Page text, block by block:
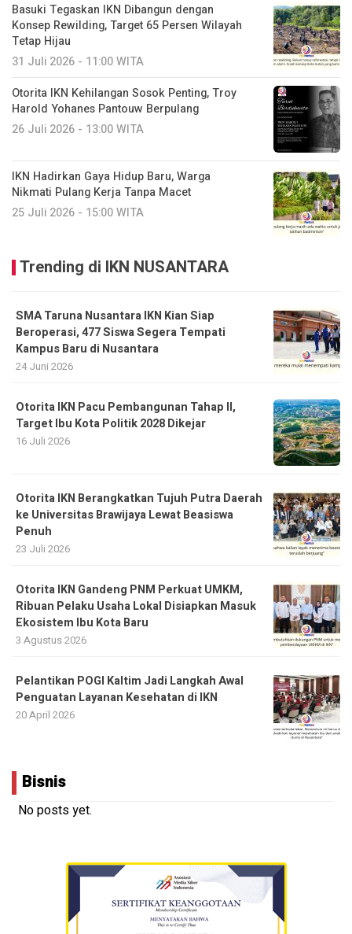
Basuki Tegaskan IKN Dibangun dengan
Konsep Rewilding, Target 65 Persen Wilayah
Tetap Hijau
31 Juli 2026 - 11:00 WITA
Otorita IKN Kehilangan Sosok Penting, Troy
Harold Yohanes Pantouw Berpulang
26 Juli 2026 - 13:00 WITA
IKN Hadirkan Gaya Hidup Baru, Warga
Nikmati Pulang Kerja Tanpa Macet
25 Juli 2026 - 15:00 WITA
Trending di IKN NUSANTARA
SMA Taruna Nusantara IKN Kian Siap
Beroperasi, 477 Siswa Segera Tempati
Kampus Baru di Nusantara
24 Juni 2026
Otorita IKN Pacu Pembangunan Tahap II,
Target Ibu Kota Politik 2028 Dikejar
16 Juli 2026
Otorita IKN Berangkatkan Tujuh Putra Daerah
ke Universitas Brawijaya Lewat Beasiswa
Penuh
23 Juli 2026
Otorita IKN Gandeng PNM Perkuat UMKM,
Ribuan Pelaku Usaha Lokal Disiapkan Masuk
Ekosistem Ibu Kota Baru
3 Agustus 2026
Pelantikan POGI Kaltim Jadi Langkah Awal
Penguatan Layanan Kesehatan di IKN
20 April 2026
Bisnis
No posts yet.